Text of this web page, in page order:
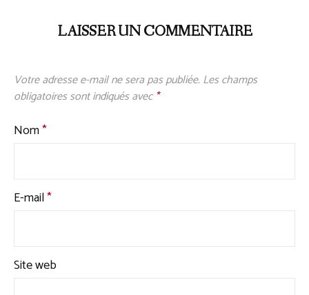
LAISSER UN COMMENTAIRE
Votre adresse e-mail ne sera pas publiée. Les champs
obligatoires sont indiqués avec*
Nom*
E-mail*
Site web